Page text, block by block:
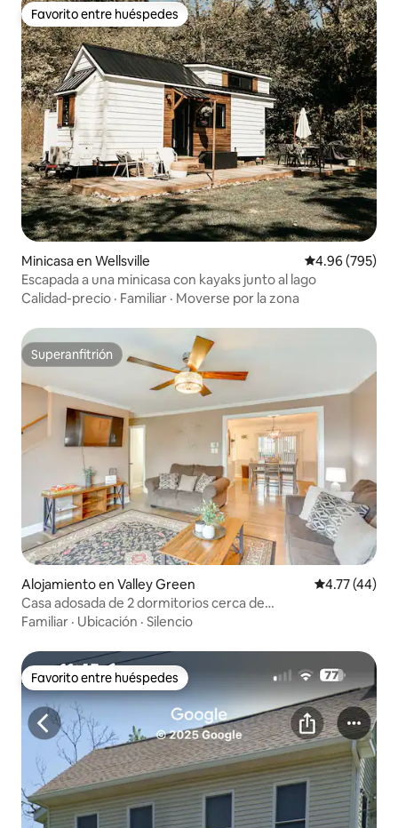
Favorito entre huéspedes
Favorito entre huéspedes
Minicasa en Wellsville Calificación
4.96 (795)
Escapada a una minicasa con kayaks junto al lago
Calidad-precio · Familiar · Moverse por la zona
Superanfitrión
Superanfitrión
Alojamiento en Valley Green Calificación
4.77 (44)
Casa adosada de 2 dormitorios cerca de
Harrisburg/Hershey Prk
Familiar · Ubicación · Silencio
Favorito entre huéspedes
Favorito entre huéspedes